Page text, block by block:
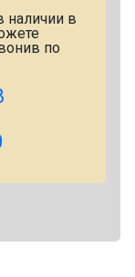
наличии в
по